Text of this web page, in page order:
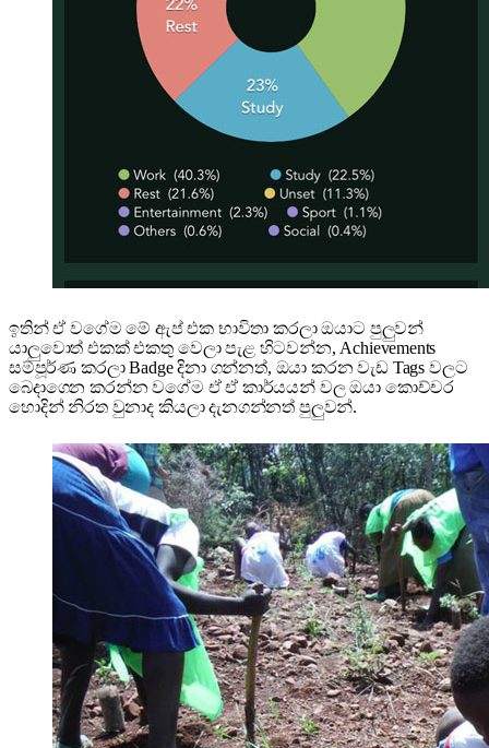
ඉතින් ඒ වගේම මේ ඇප් එක භාවිතා කරලා ඔයාට පුලුවන්
යාලුවොත් එකක් එකතු වෙලා පැළ හිටවන්න, Achievements
සම්පූර්ණ කරලා Badge දිනා ගන්නත්, ඔයා කරන වැඩ Tags වලට
බෙදාගෙන කරන්න වගේම ඒ ඒ කාර්යයන් වල ඔයා කොච්චර
හොදින් නිරත වුනාද කියලා දැනගන්නත් පුලුවන්.